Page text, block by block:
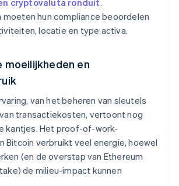
cryptovaluta ronduit.
moeten hun compliance beoordelen
locatie en type activa.
moeilijkheden en
van het beheren van sleutels
transactiekosten, vertoont nog
kantjes. Het proof-of-work-
Bitcoin verbruikt veel energie, hoewel
(en de overstap van Ethereum
de milieu-impact kunnen